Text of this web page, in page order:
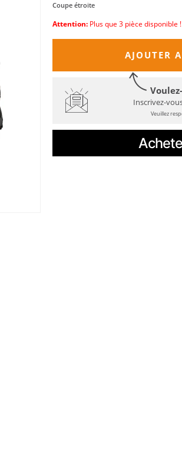
Coupe étroite
Attention: Plus que 3 pièce disponible !
AJOUTER
Inscrivez-
Veuillez